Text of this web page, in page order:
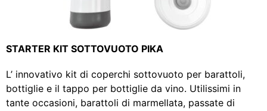
STARTER KIT SOTTOVUOTO PIKA
L’ innovativo kit di coperchi sottovuoto per barattoli,
bottiglie e il tappo per bottiglie da vino. Utilissimi in
tante occasioni, barattoli di marmellata, passate di